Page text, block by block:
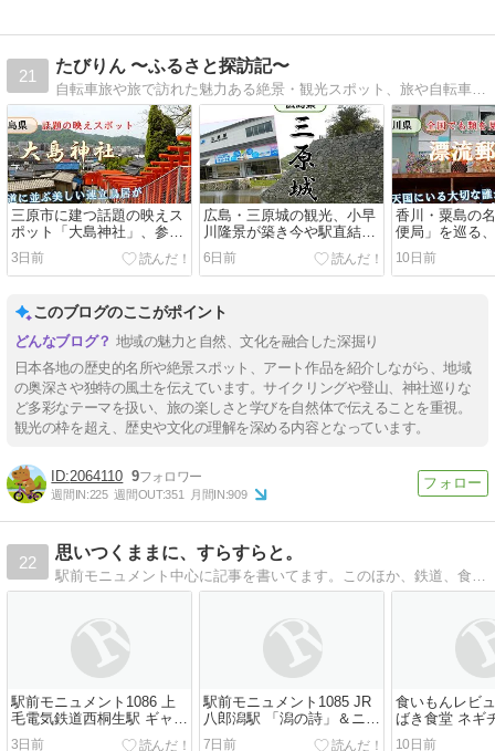
21
たびりん 〜ふるさと探訪記〜
自転車旅や旅で訪れた魅力ある絶景・観光スポット、旅や自転車全般に役立つ情報を発信しています。
三原市に建つ話題の映えス
ポット「大島神社」、参道
に並ぶ美しい連立鳥居を歩
く
3日前
広島・三原城の観光、小早
川隆景が築き今や駅直結の
珍しい海城を巡る
6日前
香川・粟島の
便局」を巡る
大切な誰かへ
う
10日前
このブログのここがポイント
地域の魅力と自然、文化を融合した深掘り
日本各地の歴史的名所や絶景スポット、アート作品を紹介しながら、地域
の奥深さや独特の風土を伝えています。サイクリングや登山、神社巡りな
ど多彩なテーマを扱い、旅の楽しさと学びを自然体で伝えることを重視。
観光の枠を超え、歴史や文化の理解を深める内容となっています。
2064110 9
週間IN:225 週間OUT:351 月間IN:909
22
思いつくままに、すらすらと。
駅前モニュメント1086 上
毛電気鉄道西桐生駅 ギャン
ブレル屋根の白ポスト
3日前
駅前モニュメント1085 JR
八郎潟駅 「潟の詩」＆ニャ
ンパチ像 他
7日前
食いもんレビ
ばき食堂 ネギ
10日前